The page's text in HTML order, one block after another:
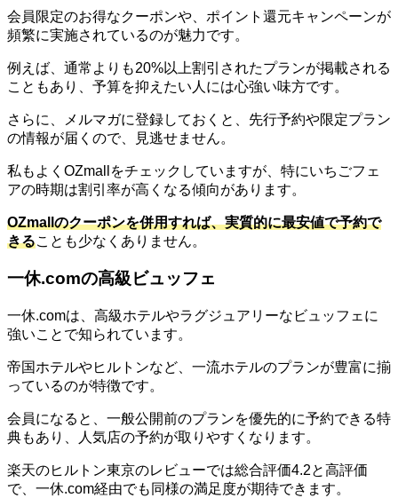
会員限定のお得なクーポンや、ポイント還元キャンペーンが
頻繁に実施されているのが魅力です。
例えば、通常よりも20%以上割引されたプランが掲載される
こともあり、予算を抑えたい人には心強い味方です。
さらに、メルマガに登録しておくと、先行予約や限定プラン
の情報が届くので、見逃せません。
私もよくOZmallをチェックしていますが、特にいちごフェ
アの時期は割引率が高くなる傾向があります。
OZmallのクーポンを併用すれば、実質的に最安値で予約で
きることも少なくありません。
一休.comの高級ビュッフェ
一休.comは、高級ホテルやラグジュアリーなビュッフェに
強いことで知られています。
帝国ホテルやヒルトンなど、一流ホテルのプランが豊富に揃
っているのが特徴です。
会員になると、一般公開前のプランを優先的に予約できる特
典もあり、人気店の予約が取りやすくなります。
楽天のヒルトン東京のレビューでは総合評価4.2と高評価
で、一休.com経由でも同様の満足度が期待できます。